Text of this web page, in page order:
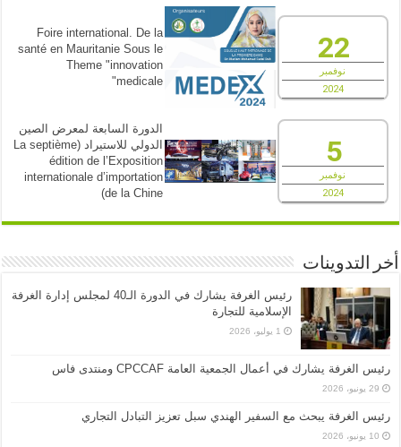
22
نوفمبر
2024
Foire international. De la
santé en Mauritanie Sous le
Theme "innovation
medicale"
5
نوفمبر
2024
الدورة السابعة لمعرض الصين
الدولي للاستيراد (La septième
édition de l’Exposition
internationale d’importation
de la Chine)
أخر التدوينات
رئيس الغرفة يشارك في الدورة الـ40 لمجلس إدارة الغرفة
الإسلامية للتجارة
1 يوليو، 2026
رئيس الغرفة يشارك في أعمال الجمعية العامة CPCCAF ومنتدى فاس
29 يونيو، 2026
رئيس الغرفة يبحث مع السفير الهندي سبل تعزيز التبادل التجاري
10 يونيو، 2026